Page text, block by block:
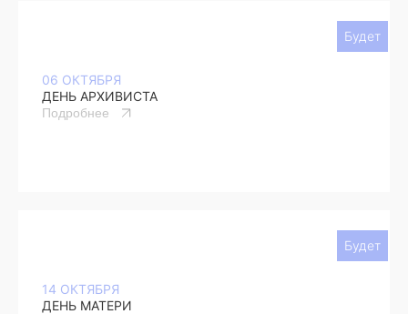
Будет
06 ОКТЯБРЯ
ДЕНЬ АРХИВИСТА
Подробнее
Будет
14 ОКТЯБРЯ
ДЕНЬ МАТЕРИ